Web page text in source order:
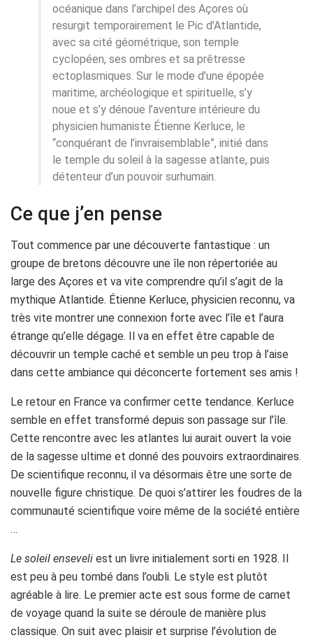
océanique dans l’archipel des Açores où
resurgit temporairement le Pic d’Atlantide,
avec sa cité géométrique, son temple
cyclopéen, ses ombres et sa prêtresse
ectoplasmiques. Sur le mode d’une épopée
maritime, archéologique et spirituelle, s’y
noue et s’y dénoue l’aventure intérieure du
physicien humaniste Étienne Kerluce, le
“conquérant de l’invraisemblable”, initié dans
le temple du soleil à la sagesse atlante, puis
détenteur d’un pouvoir surhumain.
Ce que j’en pense
Tout commence par une découverte fantastique : un
groupe de bretons découvre une île non répertoriée au
large des Açores et va vite comprendre qu’il s’agit de la
mythique Atlantide. Étienne Kerluce, physicien reconnu, va
très vite montrer une connexion forte avec l’île et l’aura
étrange qu’elle dégage. Il va en effet être capable de
découvrir un temple caché et semble un peu trop à l’aise
dans cette ambiance qui déconcerte fortement ses amis !
Le retour en France va confirmer cette tendance. Kerluce
semble en effet transformé depuis son passage sur l’île.
Cette rencontre avec les atlantes lui aurait ouvert la voie
de la sagesse ultime et donné des pouvoirs extraordinaires.
De scientifique reconnu, il va désormais être une sorte de
nouvelle figure christique. De quoi s’attirer les foudres de la
communauté scientifique voire même de la société entière
…
Le soleil enseveli est un livre initialement sorti en 1928. Il
est peu à peu tombé dans l’oubli. Le style est plutôt
agréable à lire. Le premier acte est sous forme de carnet
de voyage quand la suite se déroule de manière plus
classique. On suit avec plaisir et surprise l’évolution de